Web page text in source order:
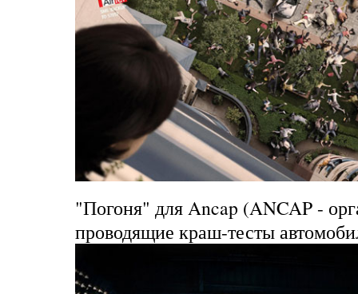
"Погоня" для Ancap (ANCAP -
проводящие краш-тесты